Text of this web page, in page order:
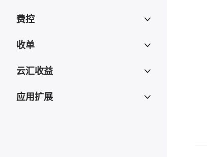
费控
收单
云汇收益
应用扩展